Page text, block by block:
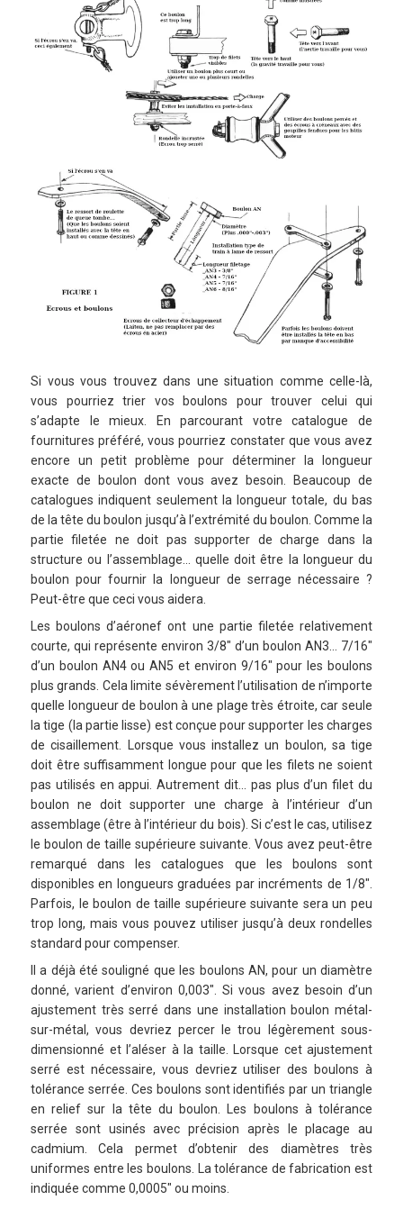
Si vous vous trouvez dans une situation comme celle-là,
vous pourriez trier vos boulons pour trouver celui qui
s’adapte le mieux. En parcourant votre catalogue de
fournitures préféré, vous pourriez constater que vous avez
encore un petit problème pour déterminer la longueur
exacte de boulon dont vous avez besoin. Beaucoup de
catalogues indiquent seulement la longueur totale, du bas
de la tête du boulon jusqu’à l’extrémité du boulon. Comme la
partie filetée ne doit pas supporter de charge dans la
structure ou l’assemblage… quelle doit être la longueur du
boulon pour fournir la longueur de serrage nécessaire ?
Peut-être que ceci vous aidera.
Les boulons d’aéronef ont une partie filetée relativement
courte, qui représente environ 3/8″ d’un boulon AN3… 7/16″
d’un boulon AN4 ou AN5 et environ 9/16″ pour les boulons
plus grands. Cela limite sévèrement l’utilisation de n’importe
quelle longueur de boulon à une plage très étroite, car seule
la tige (la partie lisse) est conçue pour supporter les charges
de cisaillement. Lorsque vous installez un boulon, sa tige
doit être suffisamment longue pour que les filets ne soient
pas utilisés en appui. Autrement dit… pas plus d’un filet du
boulon ne doit supporter une charge à l’intérieur d’un
assemblage (être à l’intérieur du bois). Si c’est le cas, utilisez
le boulon de taille supérieure suivante. Vous avez peut-être
remarqué dans les catalogues que les boulons sont
disponibles en longueurs graduées par incréments de 1/8″.
Parfois, le boulon de taille supérieure suivante sera un peu
trop long, mais vous pouvez utiliser jusqu’à deux rondelles
standard pour compenser.
Il a déjà été souligné que les boulons AN, pour un diamètre
donné, varient d’environ 0,003″. Si vous avez besoin d’un
ajustement très serré dans une installation boulon métal-
sur-métal, vous devriez percer le trou légèrement sous-
dimensionné et l’aléser à la taille. Lorsque cet ajustement
serré est nécessaire, vous devriez utiliser des boulons à
tolérance serrée. Ces boulons sont identifiés par un triangle
en relief sur la tête du boulon. Les boulons à tolérance
serrée sont usinés avec précision après le placage au
cadmium. Cela permet d’obtenir des diamètres très
uniformes entre les boulons. La tolérance de fabrication est
indiquée comme 0,0005″ ou moins.